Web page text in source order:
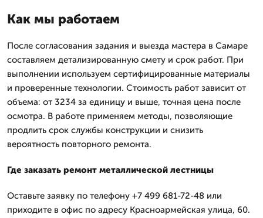
Как мы работаем
После согласования задания и выезда мастера в Самаре
составляем детализированную смету и срок работ. При
выполнении используем сертифицированные материалы
и проверенные технологии. Стоимость работ зависит от
объема: от 3234 за единицу и выше, точная цена после
осмотра. В работе применяем методы, позволяющие
продлить срок службы конструкции и снизить
вероятность повторного ремонта.
Где заказать ремонт металлической лестницы
Оставьте заявку по телефону +7 499 681-72-48 или
приходите в офис по адресу Красноармейская улица, 60.